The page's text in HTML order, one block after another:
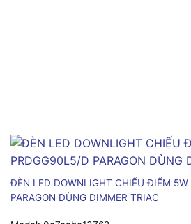
ĐÈN LED DOWNLIGHT CHIẾU ĐIỂM
PARAGON DÙNG DIMMER TRIAC